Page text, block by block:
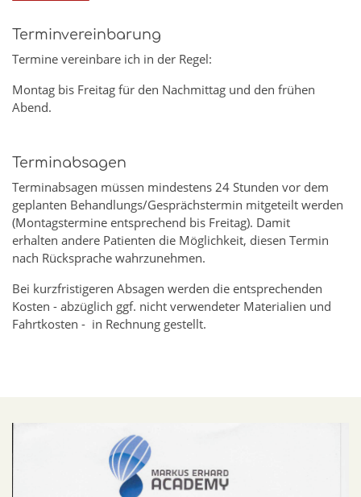
Terminvereinbarung
Termine vereinbare ich in der Regel:
Montag bis Freitag für den Nachmittag und den frühen
Abend.
Terminabsagen
Terminabsagen müssen mindestens 24 Stunden vor dem
geplanten Behandlungs/Gesprächstermin mitgeteilt werden
(Montagstermine entsprechend bis Freitag). Damit
erhalten andere Patienten die Möglichkeit, diesen Termin
nach Rücksprache wahrzunehmen.
Bei kurzfristigeren Absagen werden die entsprechenden
Kosten - abzüglich ggf. nicht verwendeter Materialien und
Fahrtkosten - in Rechnung gestellt.